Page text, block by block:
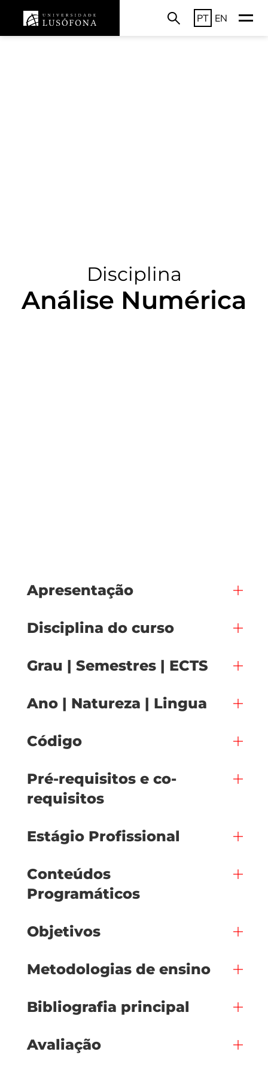
PT EN
Disciplina
Análise Numérica
Apresentação
Disciplina do curso
Grau | Semestres | ECTS
Ano | Natureza | Lingua
Código
Pré-requisitos e co-
requisitos
Estágio Profissional
Conteúdos
Programáticos
Objetivos
Metodologias de ensino
Bibliografia principal
Avaliação